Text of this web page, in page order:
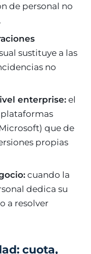
de personal no
sustituye a las
no
enterprise: el
que de
propias
cuando la
dedica su
a resolver
cuota,